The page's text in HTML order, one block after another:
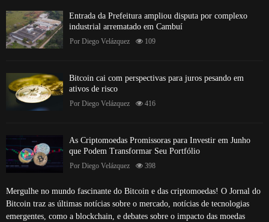
Entrada da Prefeitura ampliou disputa por complexo
industrial arrematado em Cambuí
Por Diego Velázquez 109
Bitcoin cai com perspectivas para juros pesando em
ativos de risco
Por Diego Velázquez 416
As Criptomoedas Promissoras para Investir em Junho
que Podem Transformar Seu Portfólio
Por Diego Velázquez 398
Mergulhe no mundo fascinante do Bitcoin e das criptomoedas! O Jornal do
Bitcoin traz as últimas notícias sobre o mercado, notícias de tecnologias
emergentes, como a blockchain, e debates sobre o impacto das moedas